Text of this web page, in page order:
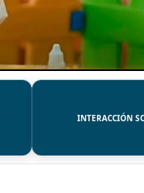
INTERACCIÓN